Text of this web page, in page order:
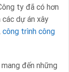
ty đã có hơn
dự án xây
công trình công
đến những